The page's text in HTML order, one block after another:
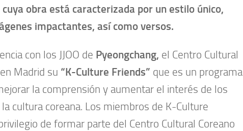
cuya obra está caracterizada por un estilo único,
impactantes, así como versos.
con los JJOO de Pyeongchang, el Centro Cultural
Madrid su “K-Culture Friends” que es un programa
la comprensión y aumentar el interés de los
cultura coreana. Los miembros de K-Culture
de formar parte del Centro Cultural Coreano